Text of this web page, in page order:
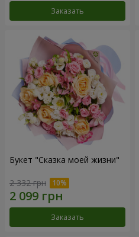
Заказать
Букет "Сказка моей жизни"
2 332 грн
Заказать